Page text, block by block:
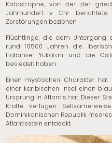
Katastrophe, von der der
Jahrhundert v. Chr.
Zerstörungen beziehen.
Flüchtlinge, die dem Untergang
rund 10.500 Jahren die
Halbinsel Yukatan und die
besiedelt haben.
Einen mystischen Charakter
einer karibischen Insel einen
Ursprung in Atlantis hat. Dieser
Kräfte verfügen.
Dominikanischen Republik
Atlantisstein entdeckt.